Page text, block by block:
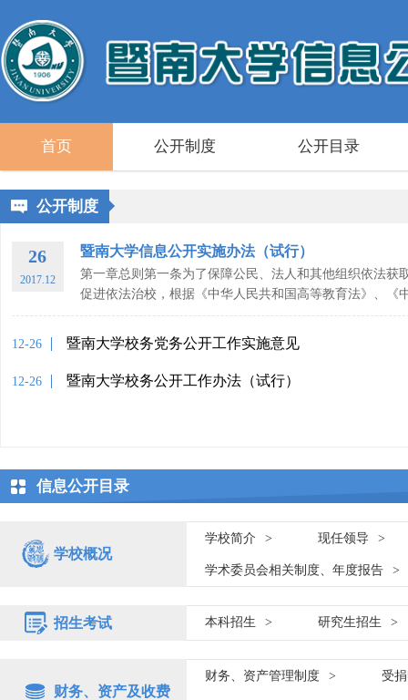
首页 公开制度 公开目录
公开制度
26
2017.12
暨南大学信息公开实施办法（试行）
第一章总则第一条为了保障公民、法人和其他组织依法获
促进依法治校，根据《中华人民共和国高等教育法》、《
12-26 暨南大学校务党务公开工作实施意见
12-26 暨南大学校务公开工作办法（试行）
信息公开目录
学校概况
学校简介 > 现任领导 >
学术委员会相关制度、年度报告 >
招生考试 本科招生 > 研究生招生 >
财务、资产及收费
财务、资产管理制度 > 受